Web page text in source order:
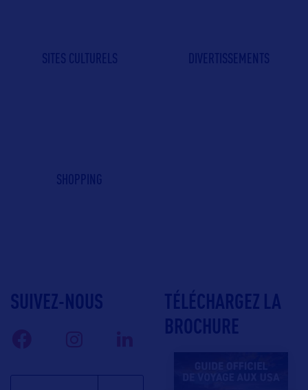
SITES CULTURELS DIVERTISSEMENTS
SHOPPING
SUIVEZ-NOUS
TÉLÉCHARGEZ LA
BROCHURE